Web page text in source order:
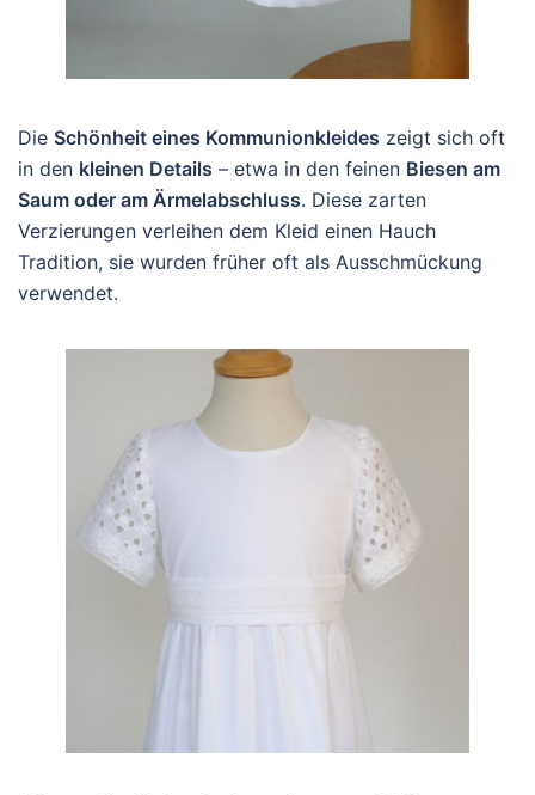
Die Schönheit eines Kommunionkleides zeigt sich oft
in den kleinen Details – etwa in den feinen Biesen am
Saum oder am Ärmelabschluss. Diese zarten
Verzierungen verleihen dem Kleid einen Hauch
Tradition, sie wurden früher oft als Ausschmückung
verwendet.